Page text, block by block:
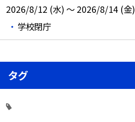
2026/8/12 (水) ～ 2026/8/14 (金)
学校閉庁
タグ